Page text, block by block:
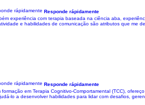
Responde rápidamente
experiência com terapia baseada na ciência aba,
e habilidades de comunicação são atributos que me
Responde rápidamente
em Terapia Cognitivo-Comportamental (TCC),
lo a desenvolver habilidades para lidar com desafios,